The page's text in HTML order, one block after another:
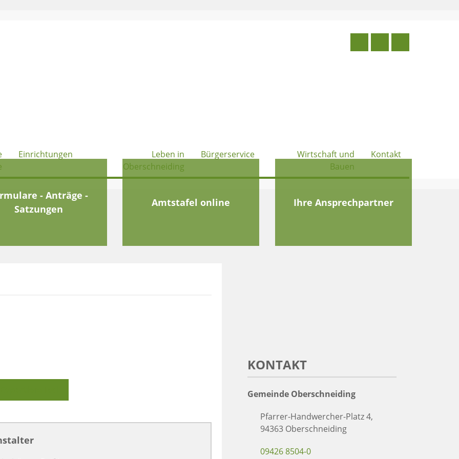
Einrichtungen
Leben in
Oberschneiding
Bürgerservice
Wirtschaft und
Bauen
Kontakt
- Anträge -
Satzungen
Amtstafel online Ihre Ansprechpartner
KONTAKT
Gemeinde Oberschneiding
Pfarrer-Handwercher-Platz 4,
94363 Oberschneiding
09426 8504-0